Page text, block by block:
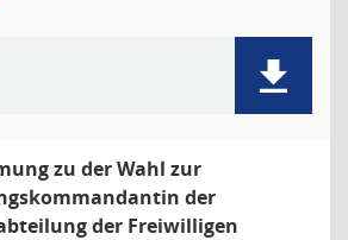
zu der Wahl zur
der
der Freiwilligen